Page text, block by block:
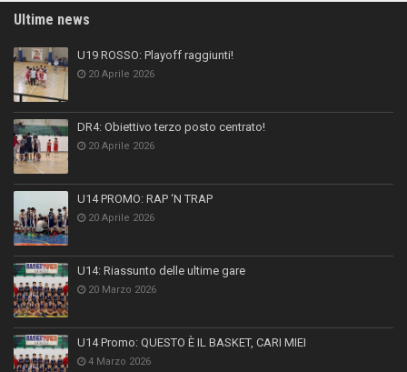
Ultime news
U19 ROSSO: Playoff raggiunti!
20 Aprile 2026
DR4: Obiettivo terzo posto centrato!
20 Aprile 2026
U14 PROMO: RAP ‘N TRAP
20 Aprile 2026
U14: Riassunto delle ultime gare
20 Marzo 2026
U14 Promo: QUESTO È IL BASKET, CARI MIEI
4 Marzo 2026